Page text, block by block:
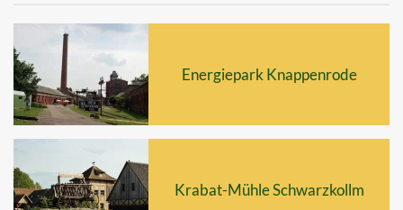
Energiepark Knappenrode
Krabat-Mühle Schwarzkollm